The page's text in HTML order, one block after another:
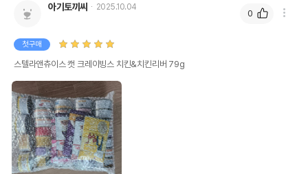
아기토끼씨 2025.10.04
첫구매
스텔라앤츄이스 캣 크레이빙스 치킨&치킨리버 79g
0